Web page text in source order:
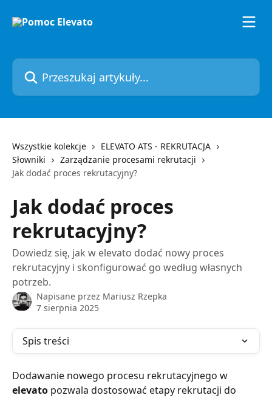
Przeszukaj artykuły...
Wszystkie kolekcje
ELEVATO ATS - REKRUTACJA
Słowniki
Zarządzanie procesami rekrutacji
Jak dodać proces rekrutacyjny?
Jak dodać proces
rekrutacyjny?
Dowiedz się, jak w elevato dodać nowy proces
rekrutacyjny i skonfigurować go według własnych
potrzeb.
Napisane przez Mariusz Rzepka
7 sierpnia 2025
Spis treści
Dodawanie nowego procesu rekrutacyjnego w
elevato pozwala dostosować etapy rekrutacji do